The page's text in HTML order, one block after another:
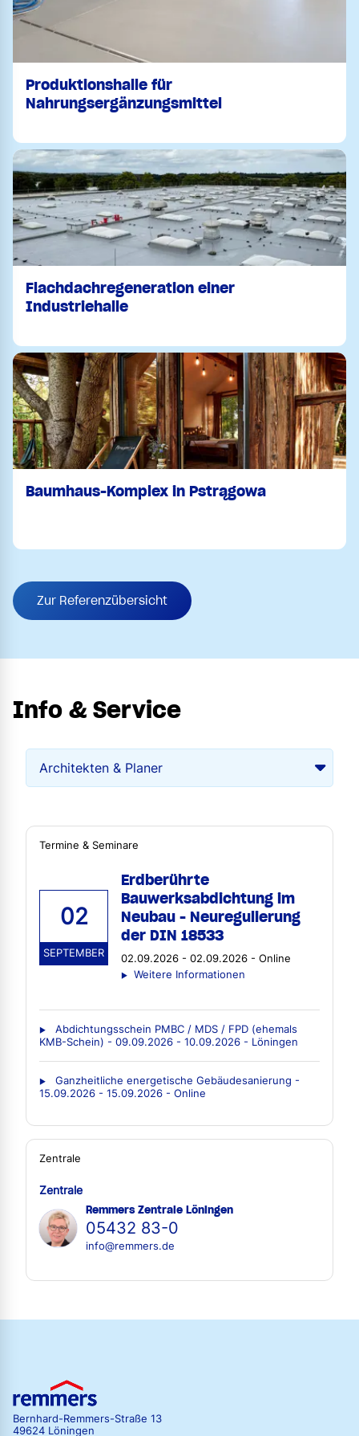
Produktionshalle für
Nahrungsergänzungsmittel
Flachdachregeneration einer
Industriehalle
Baumhaus-Komplex in Pstrągowa
Zur Referenzübersicht
Info & Service
Termine & Seminare
02
SEPTEMBER
Erdberührte
Bauwerksabdichtung im
Neubau - Neuregulierung
der DIN 18533
02.09.2026 - 02.09.2026 - Online
Weitere Informationen
Abdichtungsschein PMBC / MDS / FPD (ehemals
KMB-Schein) - 09.09.2026 - 10.09.2026 - Löningen
Ganzheitliche energetische Gebäudesanierung -
15.09.2026 - 15.09.2026 - Online
Zentrale
Zentrale
Remmers Zentrale Löningen
05432 83-0
info@remmers.de
Bernhard-Remmers-Straße 13
49624 Löningen